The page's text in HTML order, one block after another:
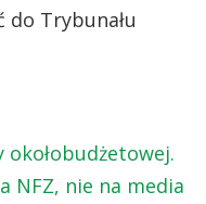
do Trybunału
NFZ, nie na media